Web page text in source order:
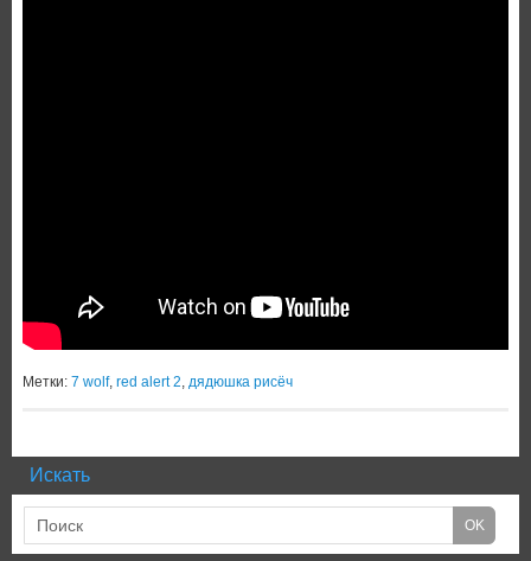
Метки: 7 wolf, red alert 2, дядюшка рисёч
Искать